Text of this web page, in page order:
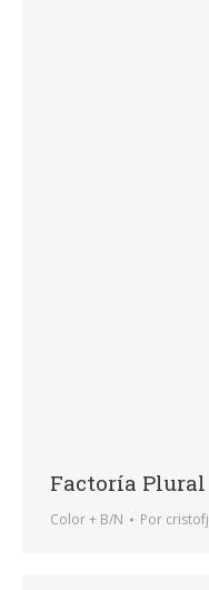
Factoría Plural
Color + B/N Por cristofj